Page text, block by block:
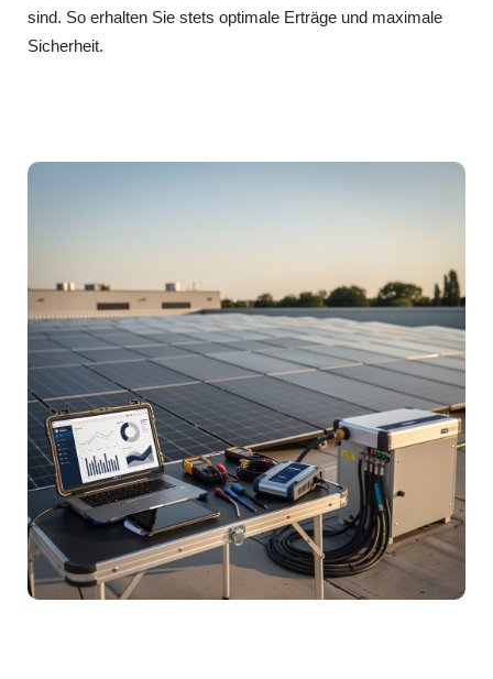
sind. So erhalten Sie stets optimale Erträge und maximale
Sicherheit.